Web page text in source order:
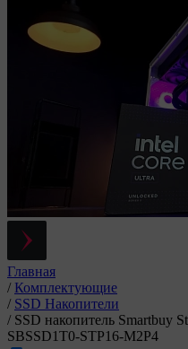
Главная
/ Комплектующие
/ SSD Накопители
/ SSD накопитель Smartbuy
SBSSD1T0-STP16-M2P4